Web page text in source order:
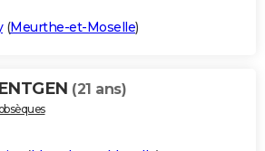
(Meurthe-et-Moselle)
(21 ans)